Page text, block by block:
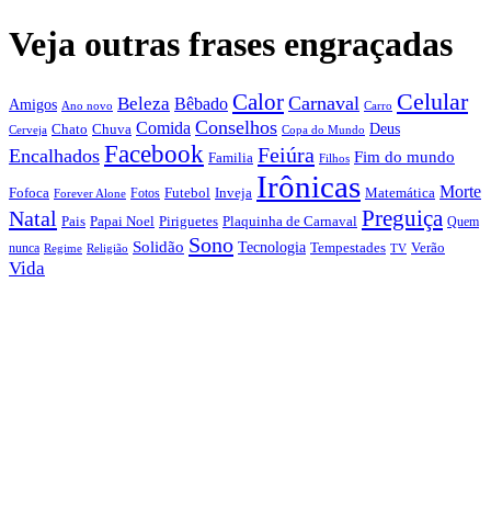
Veja outras frases engraçadas
Amigos Ano novo Beleza Bêbado Calor Carnaval Carro Celular
Cerveja Chato Chuva Comida Conselhos Copa do Mundo Deus
Encalhados Facebook Familia Feiúra Filhos Fim do mundo
Fofoca Forever Alone Fotos Futebol Inveja Irônicas Matemática Morte
Natal Pais Papai Noel Piriguetes Plaquinha de Carnaval Preguiça Quem
nunca Regime Religião Solidão Sono Tecnologia Tempestades TV Verão
Vida